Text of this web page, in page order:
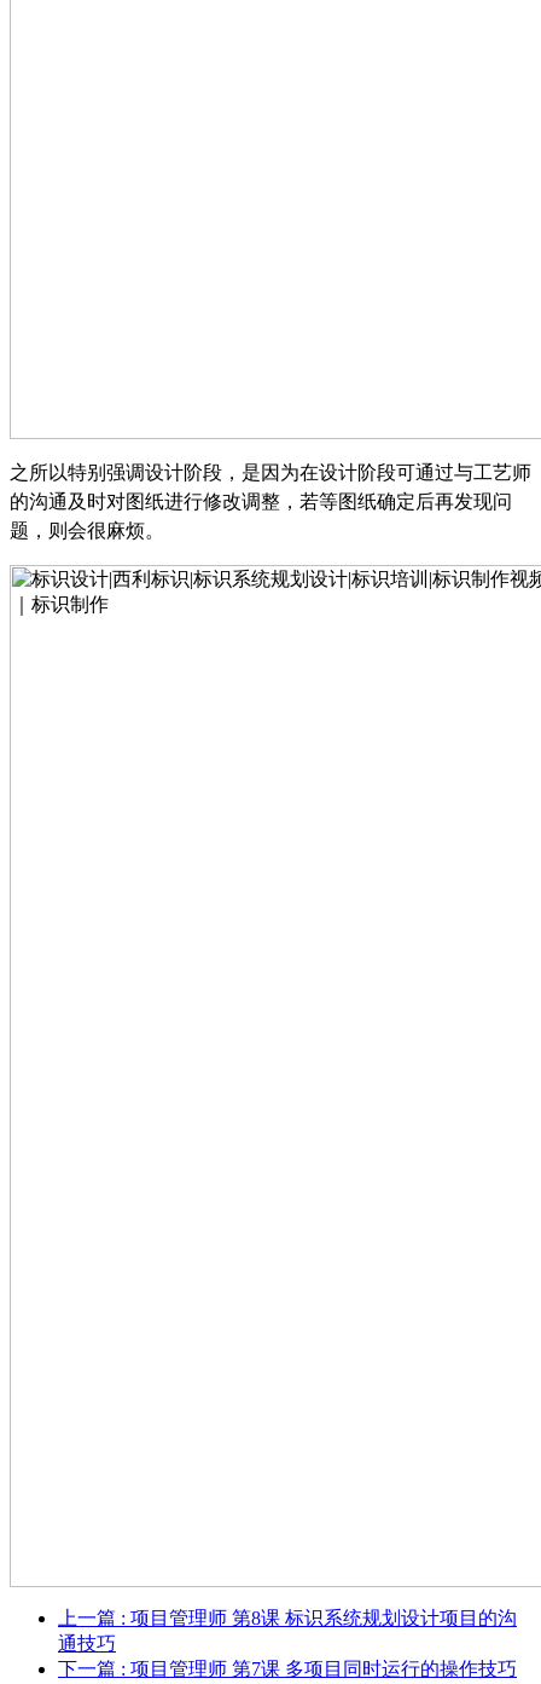
之所以特别强调设计阶段，是因为在设计阶段可通过与工艺师
的沟通及时对图纸进行修改调整，若等图纸确定后再发现问
题，则会很麻烦。
上一篇 : 项目管理师 第8课 标识系统规划设计项目的沟
通技巧
下一篇 : 项目管理师 第7课 多项目同时运行的操作技巧